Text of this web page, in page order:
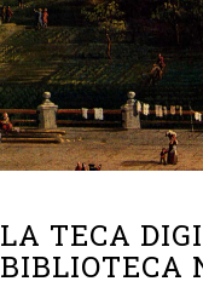
LA TECA
BIBLIOTECA